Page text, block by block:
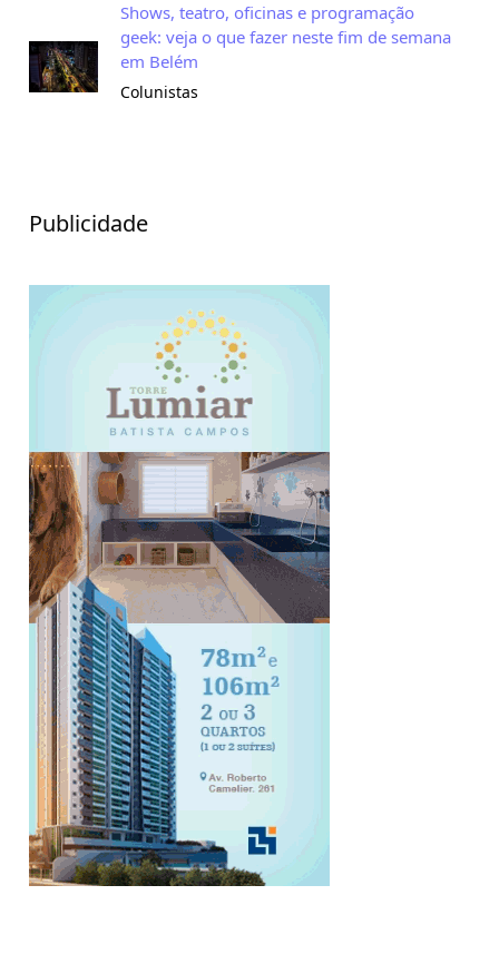
Shows, teatro, oficinas e programação
geek: veja o que fazer neste fim de semana
em Belém
Colunistas
Publicidade